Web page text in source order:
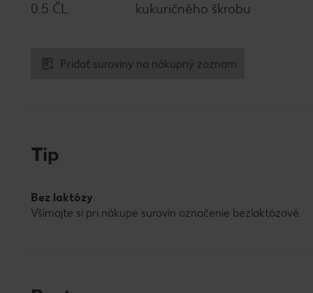
0.5 ČL
kukuričného škrobu
Pridať suroviny na nákupný zoznam
Tip
Bez laktózy
Všímajte si pri nákupe surovín označenie bezlaktózové.